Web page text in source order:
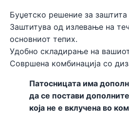
Буџетско решение за
Заштитува од излевање на
основниот тепих.
Удобно складирање на
Совршена комбинација со
Патосницата има
да се постави
која не е вклучена во